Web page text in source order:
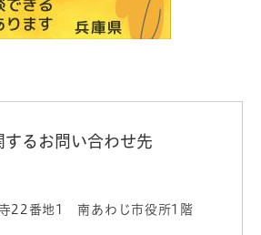
するお問い合わせ先
22番地1 南あわじ市役所1階